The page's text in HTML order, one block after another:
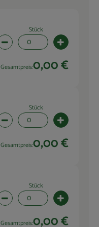
Stück
Artikelanzahl verringern (0
Gesamtpreis:0,00 €
Stück
Artikelanzahl verringern (0
Gesamtpreis:0,00 €
Stück
Artikelanzahl verringern (0
Gesamtpreis:0,00 €